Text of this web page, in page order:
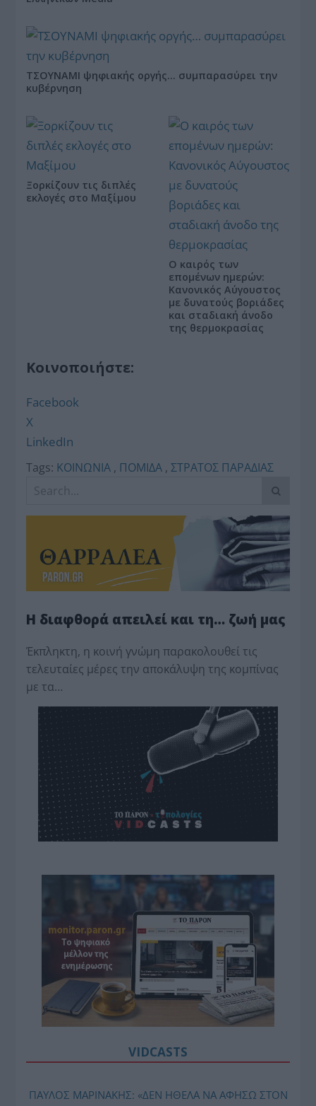
ΤΣΟΥΝΑΜΙ ψηφιακής οργής… συμπαρασύρει την
κυβέρνηση
Ξορκίζουν τις διπλές
εκλογές στο Μαξίμου
Ο καιρός των
επομένων ημερών:
Κανονικός Αύγουστος
με δυνατούς βοριάδες
και σταδιακή άνοδο
της θερμοκρασίας
Κοινοποιήστε:
Facebook
X
LinkedIn
Tags: ΚΟΙΝΩΝΙΑ , ΠΟΜΙΔΑ ,ΣΤΡΑΤΟΣ ΠΑΡΑΔΙΑΣ
Η διαφθορά απειλεί και τη… ζωή μας
Έκπληκτη, η κοινή γνώμη παρακολουθεί τις
τελευταίες μέρες την αποκάλυψη της κο­μπίνας
με τα…
VIDCASTS
ΠΑΥΛΟΣ ΜΑΡΙΝΑΚΗΣ: «ΔΕΝ ΗΘΕΛΑ ΝΑ ΑΦΗΣΩ ΣΤΟΝ